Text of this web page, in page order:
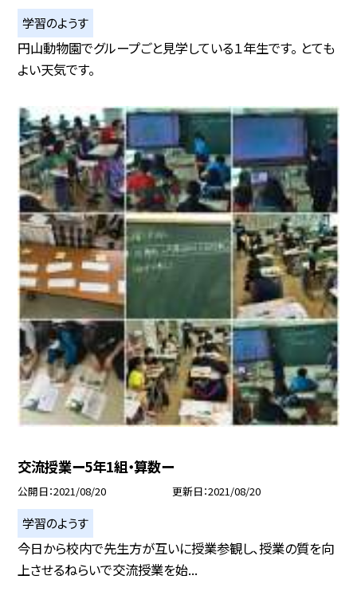
学習のようす
円山動物園でグループごと見学している１年生です。 とても
よい天気です。
交流授業ー5年1組・算数ー
公開日 2021/08/20 更新日 2021/08/20
学習のようす
今日から校内で先生方が互いに授業参観し、授業の質を向
上させるねらいで交流授業を始...